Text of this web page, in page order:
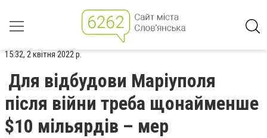
15:32, 2 квітня 2022 р.
Для відбудови Маріуполя
після війни треба щонайменше
$10 мільярдів – мер